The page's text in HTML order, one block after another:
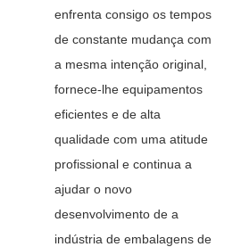
enfrenta consigo os tempos
de constante mudança com
a mesma intenção original,
fornece-lhe equipamentos
eficientes e de alta
qualidade com uma atitude
profissional e continua a
ajudar o novo
desenvolvimento de a
indústria de embalagens de